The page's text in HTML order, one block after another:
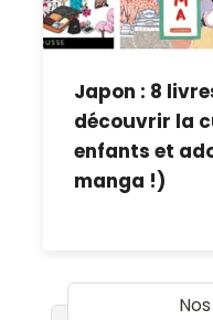
Japon : 8
découvrir la
enfants et
manga !)